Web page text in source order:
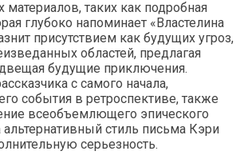
материалов, таких как подробная
глубоко напоминает «Властелина
присутствием как будущих угроз,
областей, предлагая
будущие приключения.
с самого начала,
события в ретроспективе, также
всеобъемлющего эпического
альтернативный стиль письма Кэри
серьезность.